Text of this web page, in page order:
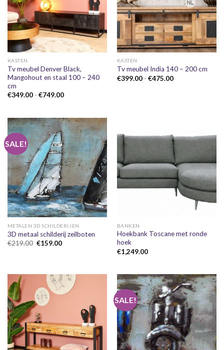
KASTEN
Tv meubel Denver Black,
Mangohout en staal 100 – 240
cm
€349.00 - €749.00Prijsklasse:
KASTEN
Tv meubel India 140 – 200 cm
€399.00 - €475.00Prijsklasse:
SALE!
METALEN 3D SCHILDERIJEN
3D metaal schilderij zeilboten
€219.00 Oorspronkelijke
€159.00Huidige
BANKEN
Hoekbank Toscane met ronde
hoek
€1,249.00
SALE!